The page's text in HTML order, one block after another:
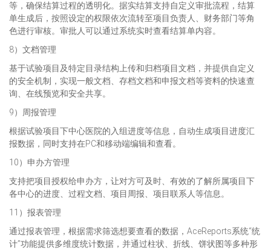
等，确保结算过程的透明化。据实结算支持自定义审批流程，结算
单生成后，按照设定的权限依次流转至项目负责人、财务部门等角
色进行审核。审批人可以通过系统实时查看结算单内容。
8）文档管理
基于试验项目及特定目录结构上传和归档项目文档，并提供自定义
的安全机制，实现一般文档、存档文档和申报文档等资料的快速查
询、在线预览和安全共享。
9）周报管理
根据试验项目下中心医院的入组进度等信息，自动生成项目进度汇
报数据，同时支持在PC和移动端编辑和查看。
10）申办方管理
支持把项目授权给申办方，让对方可及时、有效的了解所属项目下
各中心的进度、过程文档、项目周报、项目联系人等信息。
11）报表管理
通过报表管理，根据需求筛选想要查看的数据，AceReports系统“统
计”功能提供多维度统计数据，并通过柱状、折线、饼状图等多种形